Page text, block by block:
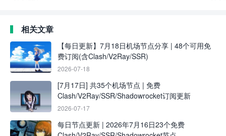
相关文章
【每日更新】7月18日机场节点分享 | 48个可用免
费订阅(含Clash/V2Ray/SSR)
2026-07-18
[7月17日] 共35个机场节点 | 免费
Clash/V2Ray/SSR/Shadowrocket订阅更新
2026-07-17
每日节点更新 | 2026年7月16日23个免费